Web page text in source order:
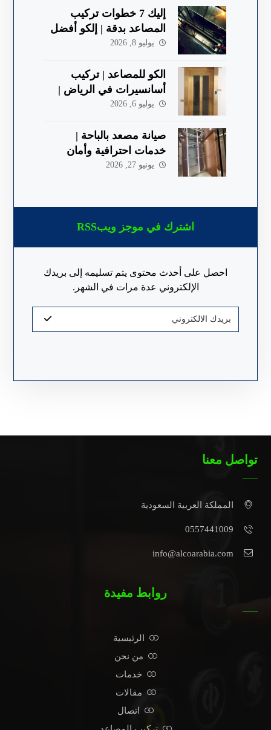
إليك 7 خطوات تركيب
المصاعد بدقة | إلكو أفضل
شركة في الباحة
يوليو 8, 2026
الكو للمصاعد | تركيب
أسانسيرات في الرياض |
جودة وأمان 2026
يوليو 6, 2026
صيانة مصعد بالباحة |
خدمات احترافية وأمان
معتمد 2026 | ألكو
يونيو 27, 2026
اشترك في موجز ويبRSS
احصل على أحدث محتوى يتم تسليمه إلى بريدك
الإلكتروني عدة مرات في الشهر.
تواصل معنا
المملكة العربية السعودية
0557441009
info@alcoarabia.com
روابط مفيدة
الرئيسية
من نحن
خدمات
مقالات
اتصال